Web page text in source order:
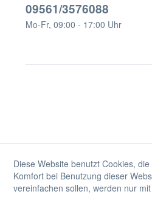
09561/3576088
Mo-Fr, 09:00 - 17:00 Uhr
Diese Website benutzt Cookies,
Komfort bei Benutzung dieser
vereinfachen sollen, werden nur